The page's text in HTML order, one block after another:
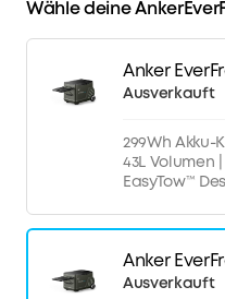
Wähle deine
Anker
Ausverkauft
299Wh Akku-
43L Volumen |
EasyTow™
Anker
Ausverkauft